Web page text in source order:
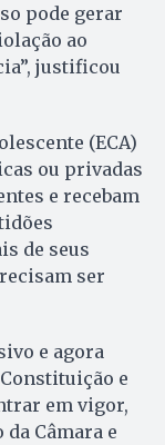
pode gerar
ao
justificou
(ECA)
ou privadas
e recebam
de seus
ser
e agora
e
em vigor,
Câmara e